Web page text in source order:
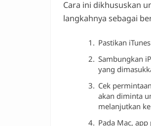
Cara ini dikhususkan
langkahnya sebagai
Pastikan
Sambungkan
yang
Cek permintaan
akan diminta
melanjutkan
Pada Mac,